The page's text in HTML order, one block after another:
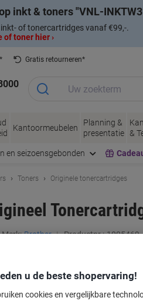
inkt & toners VNL-
of tonercartridges vanaf €99,-.
of toner hier ›
Gratis retourneren*
Kantoormeubelen
Planning &
presentatie
&
en seizoensgebonden
Toners Originele tonercartridges
Merk: Brother Productnr.: 1005469
u de beste shopervaring!
cookies en vergelijkbare